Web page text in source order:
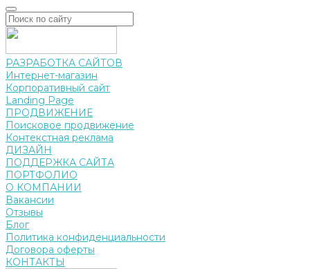
РАЗРАБОТКА САЙТОВ
Интернет-магазин
Корпоративный сайт
Landing Page
ПРОДВИЖЕНИЕ
Поисковое продвижение
Контекстная реклама
ДИЗАЙН
ПОДДЕРЖКА САЙТА
ПОРТФОЛИО
О КОМПАНИИ
Вакансии
Отзывы
Блог
Политика конфиденциальности
Договора оферты
КОНТАКТЫ